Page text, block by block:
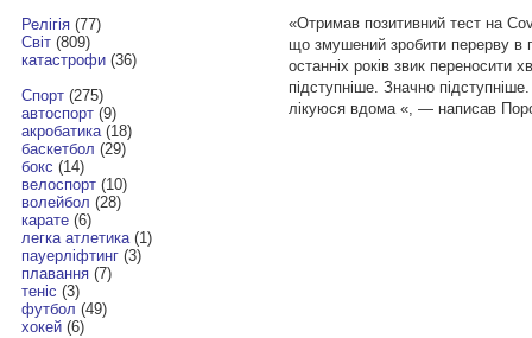
Релігія(77)
Світ(809)
катастрофи(36)
Спорт(275)
автоспорт(9)
акробатика(18)
баскетбол (29)
бокс (14)
велоспорт(10)
волейбол (28)
карате(6)
легка атлетика(1)
пауерліфтинг(3)
плавання(7)
теніс (3)
футбол (49)
хокей(6)
«Отримав позитивний тест на
що змушений зробити перерву в
останніх років звик переносити
підступніше. Значно
лікуюся вдома «, — написав